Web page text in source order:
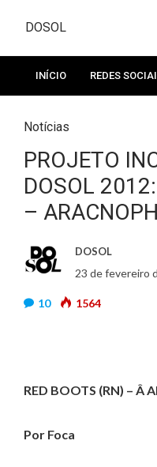
DOSOL
INÍCIO REDES
Notícias
PROJETO
DOSOL
–
DOSOL
23 de fevereiro
10 1564
RED BOOTS (RN) – Â
Por Foca